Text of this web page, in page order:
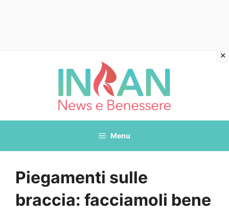
Menu
Piegamenti sulle
braccia: facciamoli bene